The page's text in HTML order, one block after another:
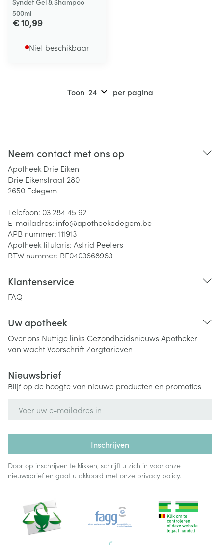
Syndet Gel & Shampoo
500ml
€ 10,99
Niet beschikbaar
Toon per pagina
Neem contact met ons op
Apotheek Drie Eiken
Drie Eikenstraat 280
2650 Edegem
Telefoon: 03 284 45 92
E-mailadres: info@apotheekedegem.be
APB nummer: 111913
Apotheek titularis: Astrid Peeters
BTW nummer: BE0403668963
Klantenservice
FAQ
Uw apotheek
Over ons Nuttige links Gezondheidsnieuws Apotheker
van wachtVoorschriftZorgtarieven
Nieuwsbrief
Blijf op de hoogte van nieuwe producten en promoties
Inschrijven
Door op inschrijven te klikken, schrijft u zich in voor onze
nieuwsbrief en gaat u akkoord met onze privacy policy.